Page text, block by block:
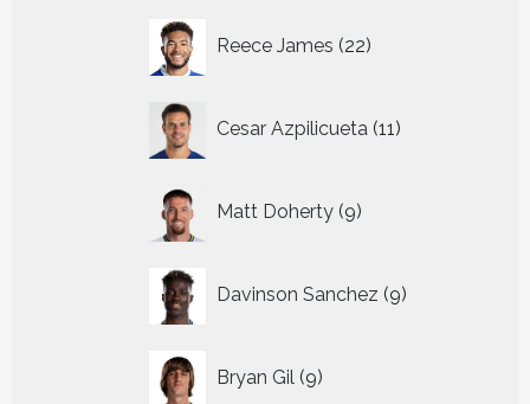
Reece James 22
producten
Cesar Azpilicueta 11
producten
Matt Doherty 9
producten
Davinson Sanchez 9
producten
Bryan Gil 9
producten